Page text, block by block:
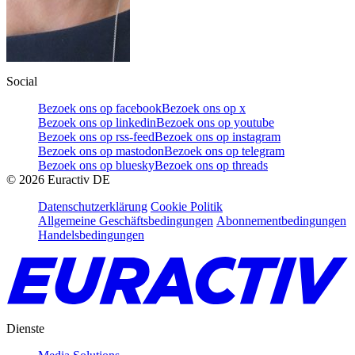
Social
Bezoek ons op facebookBezoek ons op x
Bezoek ons op linkedinBezoek ons op youtube
Bezoek ons op rss-feedBezoek ons op instagram
Bezoek ons op mastodonBezoek ons op telegram
Bezoek ons op blueskyBezoek ons op threads
© 2026 Euractiv DE
Datenschutzerklärung Cookie Politik
Allgemeine Geschäftsbedingungen Abonnementbedingungen
Handelsbedingungen
Dienste